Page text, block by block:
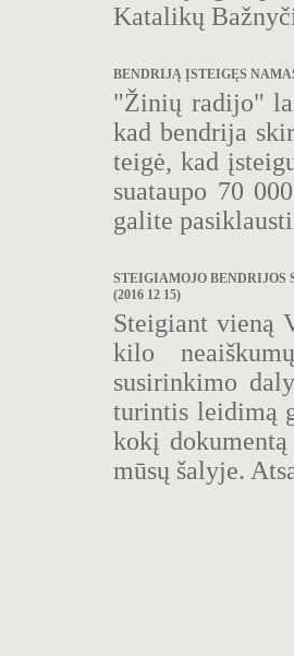
Katalikų
BENDRIJĄ ĮSTEIGĘS
"Žinių radijo"
kad bendrija
teigė, kad
suataupo 70
galite
STEIGIAMOJO
(2016 12 15)
Steigiant vieną
kilo
susirinkimo
turintis leidimą
kokį
mūsų šalyje.